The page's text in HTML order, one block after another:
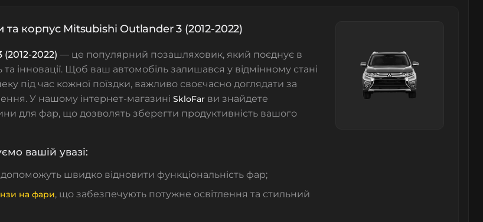
та корпус Mitsubishi Outlander 3 (2012-2022)
2022) — це популярний позашляховик, який поєднує в
та інновації. Щоб ваш автомобіль залишався у відмінному стані
під час кожної поїздки, важливо своєчасно доглядати за
У нашому інтернет-магазині SkloFar ви знайдете
для фар, що дозволять зберегти продуктивність вашого
вашій увазі:
допоможуть швидко відновити функціональність фар;
на фари, що забезпечують потужне освітлення та стильний